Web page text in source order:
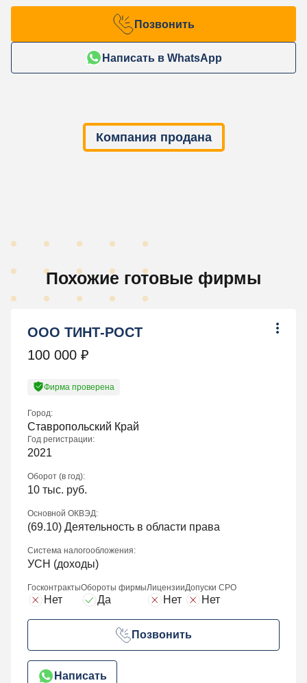
Позвонить
Написать в WhatsApp
Компания продана
Похожие готовые фирмы
ООО ТИНТ-РОСТ
100 000 ₽
Фирма проверена
Город:
Ставропольский Край
Год регистрации:
2021
Оборот (в год):
10 тыс. руб.
Основной ОКВЭД:
(69.10) Деятельность в области права
Система налогообложения:
УСН (доходы)
Госконтракты
Нет
Обороты фирмы
Да
Лицензии
Нет
Допуски СРО
Нет
Позвонить
Написать